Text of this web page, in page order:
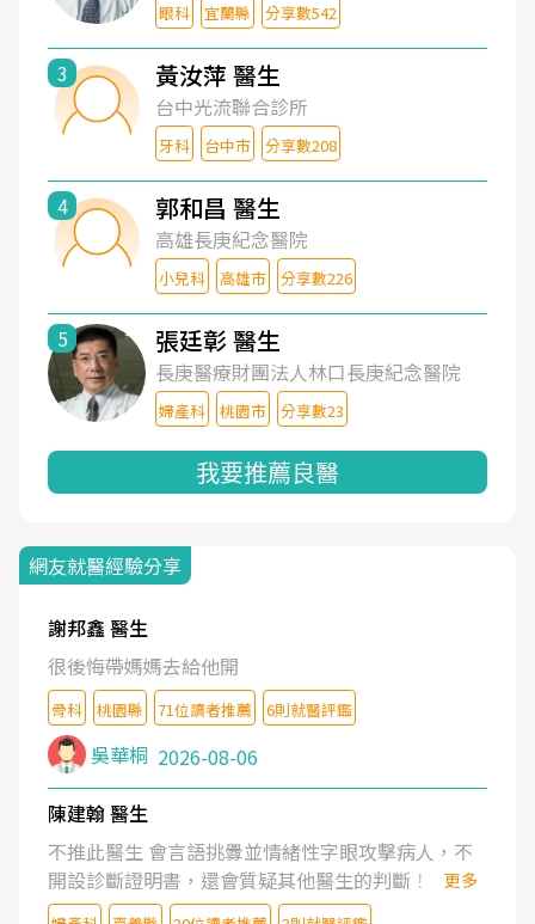
眼科 宜蘭縣 分享數542
3 黃汝萍 醫生
台中光流聯合診所
牙科 台中市 分享數208
4 郭和昌 醫生
高雄長庚紀念醫院
小兒科 高雄市 分享數226
5 張廷彰 醫生
長庚醫療財團法人林口長庚紀念醫院
婦產科 桃園市 分享數23
我要推薦良醫
網友就醫經驗分享
謝邦鑫 醫生
很後悔帶媽媽去給他開
骨科 桃園縣 71位讀者推薦 6則就醫評鑑
吳華桐 2026-08-06
陳建翰 醫生
不推此醫生 會言語挑釁並情緒性字眼攻擊病人，不
開設診斷證明書，還會質疑其他醫生的判斷！
更多